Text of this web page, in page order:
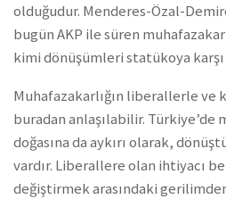
olduğudur. Menderes-Özal-
bugün AKP ile süren
kimi dönüşümleri statükoya
Muhafazakarlığın liberallerle ve
buradan anlaşılabilir. Türkiye’de
doğasına da aykırı olarak,
vardır. Liberallere olan ihtiyacı
değiştirmek arasındaki